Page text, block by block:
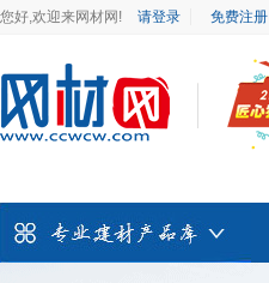
您好,欢迎来网材网! 请登录 免费注册